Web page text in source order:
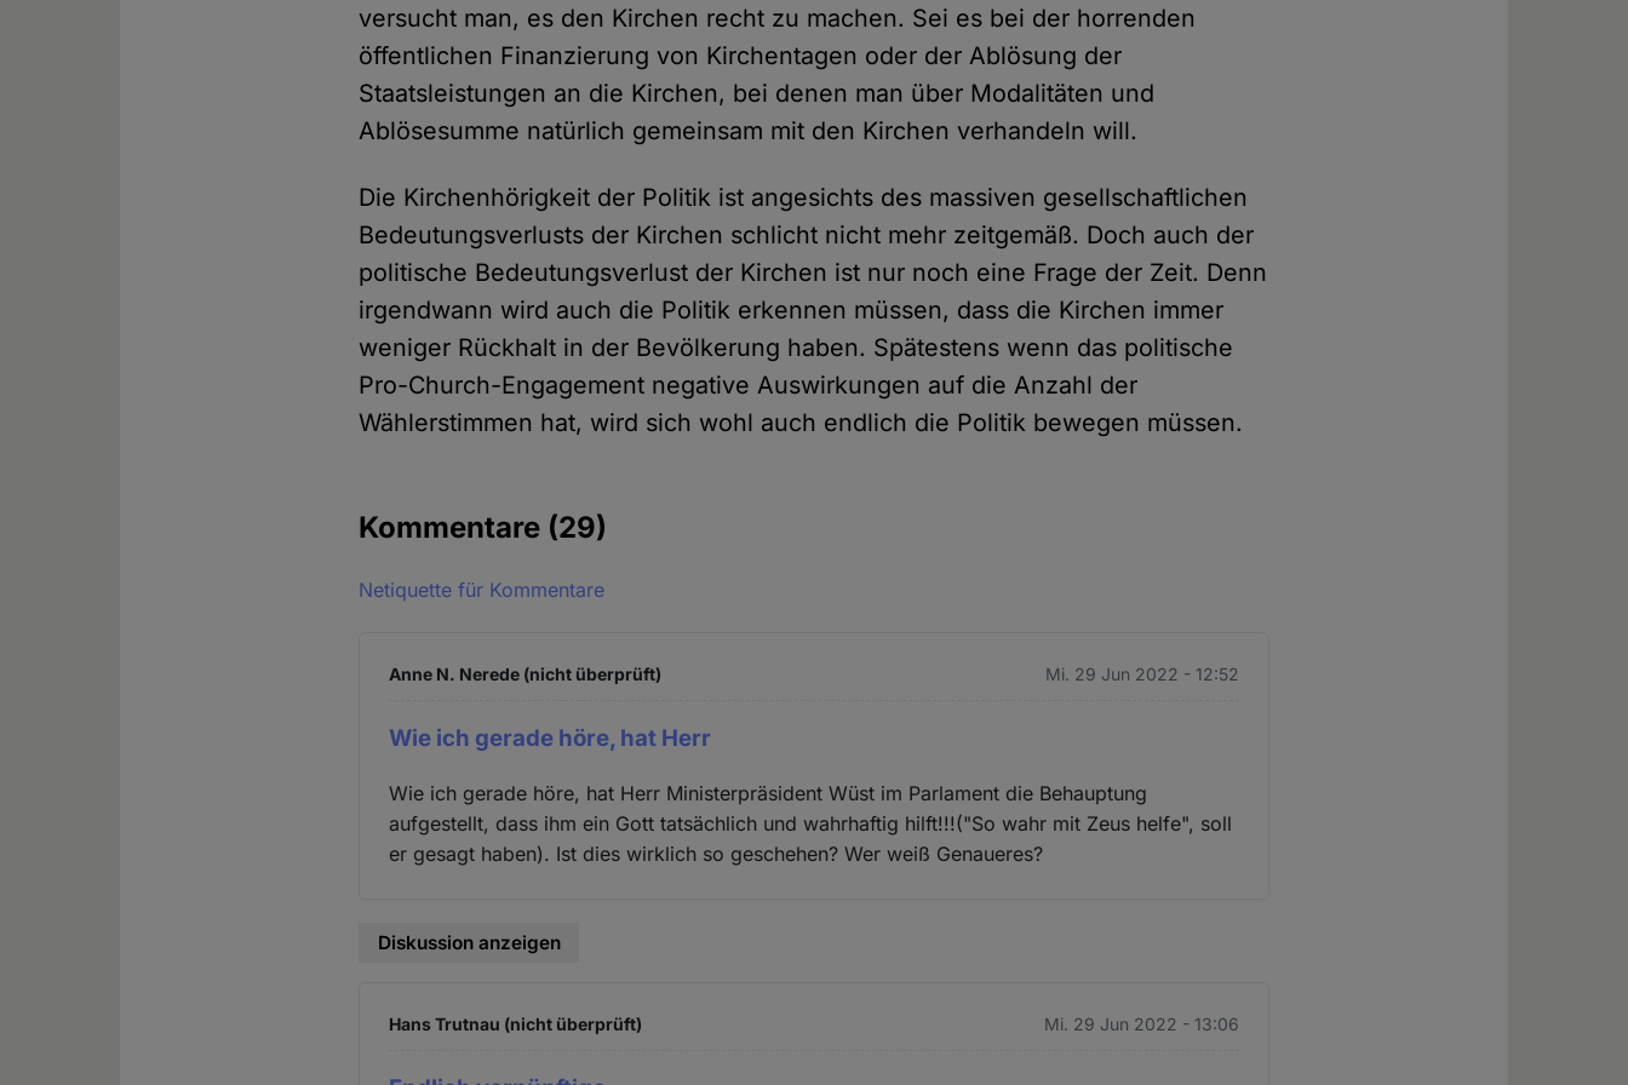
versucht man, es den Kirchen recht zu machen. Sei es bei der horrenden
öffentlichen Finanzierung von Kirchentagen oder der Ablösung der
Staatsleistungen an die Kirchen, bei denen man über Modalitäten und
Ablösesumme natürlich gemeinsam mit den Kirchen verhandeln will.
Die Kirchenhörigkeit der Politik ist angesichts des massiven gesellschaftlichen
Bedeutungsverlusts der Kirchen schlicht nicht mehr zeitgemäß. Doch auch der
politische Bedeutungsverlust der Kirchen ist nur noch eine Frage der Zeit. Denn
irgendwann wird auch die Politik erkennen müssen, dass die Kirchen immer
weniger Rückhalt in der Bevölkerung haben. Spätestens wenn das politische
Pro-Church-Engagement negative Auswirkungen auf die Anzahl der
Wählerstimmen hat, wird sich wohl auch endlich die Politik bewegen müssen.
Kommentare (29)
Netiquette für Kommentare
Anne N. Nerede (nicht überprüft) Mi. 29 Jun 2022 - 12:52
Wie ich gerade höre, hat Herr
Wie ich gerade höre, hat Herr Ministerpräsident Wüst im Parlament die Behauptung
aufgestellt, dass ihm ein Gott tatsächlich und wahrhaftig hilft!!!("So wahr mit Zeus helfe", soll
er gesagt haben). Ist dies wirklich so geschehen? Wer weiß Genaueres?
Diskussion anzeigen
Hans Trutnau (nicht überprüft) Mi. 29 Jun 2022 - 13:06